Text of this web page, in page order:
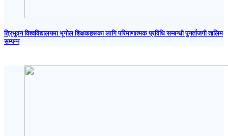
त्रिभुवन विश्वविद्यालयमा भूगोल शिक्षकहरूका लागि परिमाणात्मक प्रविधि सम्बन्धी पुनर्ताजगी तालिम
सम्पन्न